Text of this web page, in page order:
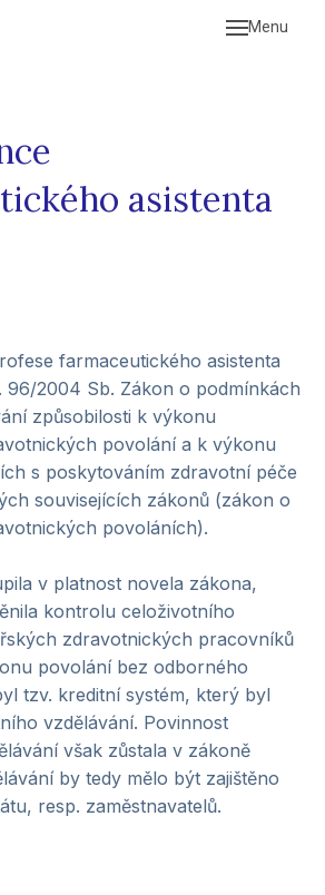
Menu
asistenta
farmaceutického asistenta
96/2004 Sb. Zákon o podmínkách
způsobilosti k výkonu
povolání a k výkonu
s poskytováním zdravotní péče
souvisejících zákonů (zákon o
povoláních).
v platnost novela zákona,
kontrolu celoživotního
zdravotnických pracovníků
povolání bez odborného
tzv. kreditní systém, který byl
vzdělávání. Povinnost
však zůstala v zákoně
by tedy mělo být zajištěno
resp. zaměstnavatelů.